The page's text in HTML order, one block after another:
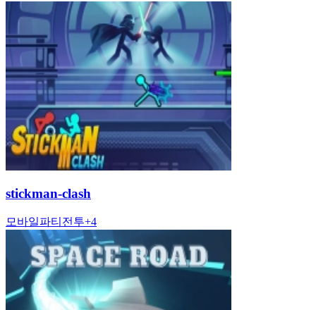
stickman-clash
모바일파티 전투+4